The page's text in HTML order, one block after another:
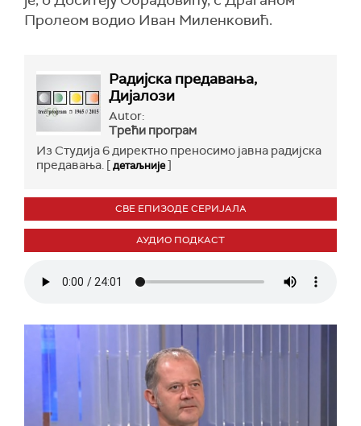
Пролеом водио Иван Миленковић.
Радијска предавања,
Дијалози
Autor:
Трећи програм
Из Студија 6 директно преносимо јавна радијска
предавања. [детаљније]
СВЕ ЕПИЗОДЕ СЕРИЈАЛА
АУДИО ПОДКАСТ